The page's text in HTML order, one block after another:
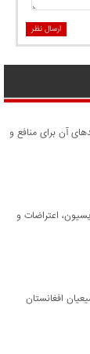
ارسال نظر
آن برای منافع و
اعتراضات و
افغانستان